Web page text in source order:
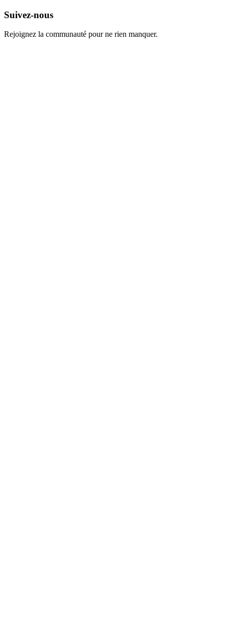
Suivez-nous
Rejoignez la communauté pour ne rien manquer.